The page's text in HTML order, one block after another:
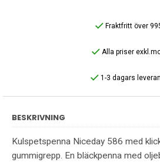
Fraktfritt över
Alla priser
1-3 dagars
BESKRIVNING
Kulspetspenna Niceday 586 med
gummigrepp. En bläckpenna med